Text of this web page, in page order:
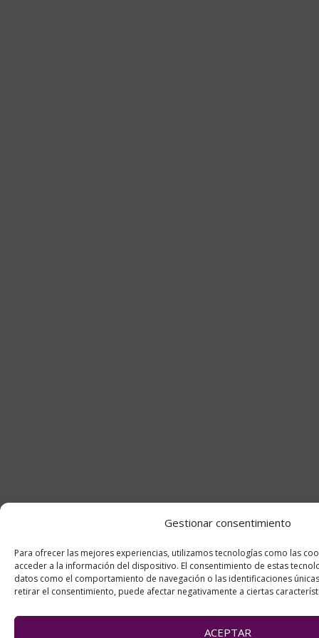
Gestionar consentimiento
Para ofrecer las mejores experiencias, utilizamos tecnologías como las
acceder a la información del dispositivo. El consentimiento de estas
datos como el comportamiento de navegación o las identificaciones
retirar el consentimiento, puede afectar negativamente a ciertas
ACEPTAR